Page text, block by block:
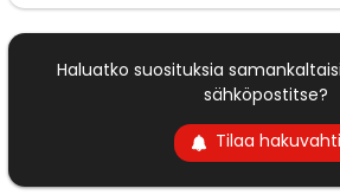
Haluatko suosituksia
sähköpostitse?
Tilaa hakuvahti